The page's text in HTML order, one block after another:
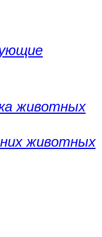
животных
животных